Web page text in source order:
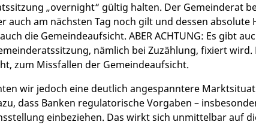
„overnight“ gültig halten. Der Gemeinderat
auch am nächsten Tag noch gilt und dessen
die Gemeindeaufsicht. ABER ACHTUNG: Es gibt
nämlich bei Zuzählung, fixiert
zum Missfallen der Gemeindeaufsicht.
wir jedoch eine deutlich angespanntere
dass Banken regulatorische Vorgaben –
einbeziehen. Das wirkt sich unmittelbar auf